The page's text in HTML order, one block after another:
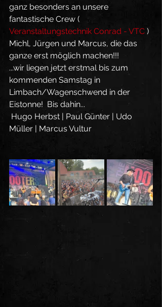
ganz besonders an unsere
fantastische Crew (
Veranstaltungstechnik Conrad - VTC )
Michl, Jürgen und Marcus, die das
ganze erst möglich machen!!!
...wir liegen jetzt erstmal bis zum
kommenden Samstag in
Limbach/Wagenschwend in der
Eistonne!  Bis dahin...
Müller | Marcus Vultur